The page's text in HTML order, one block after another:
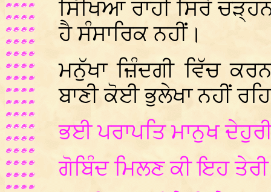
ਸਿੱਖਿਆ ਰਾਹੀਂ ਸਿਰੇ
ਹੈ ਸੰਸਾਰਿਕ ਨਹੀਂ।
ਮਨੁੱਖਾ ਜ਼ਿੰਦਗੀ ਵਿੱਚ
ਬਾਣੀ ਕੋਈ ਭੁਲੇਖਾ ਨਹੀਂ
ਭਈ ਪਰਾਪਤਿ ਮਾਨੁਖ
ਗੋਬਿੰਦ ਮਿਲਣ ਕੀ ਇਹ